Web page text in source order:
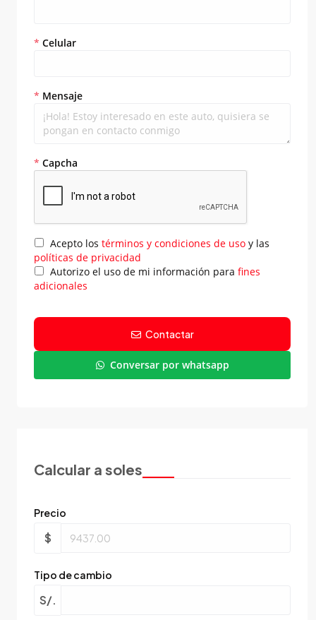
* Celular
* Mensaje
* Capcha
Acepto los términos y condiciones de uso y las
políticas de privacidad
Autorizo el uso de mi información para fines
adicionales
Contactar
Conversar por whatsapp
Calcular a soles
Precio
$
Tipo de cambio
S/.